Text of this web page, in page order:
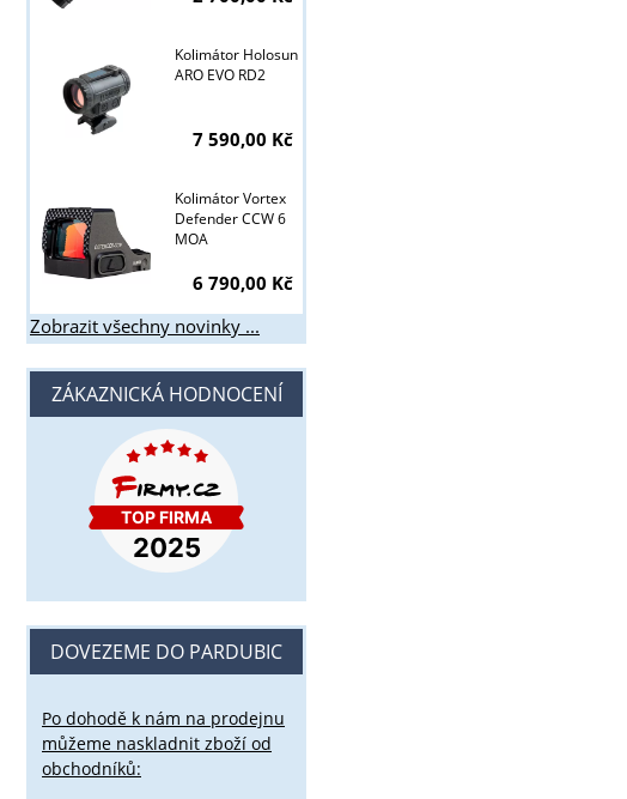
Kolimátor Holosun
ARO EVO RD2
7 590,00 Kč
Kolimátor Vortex
Defender CCW 6
MOA
6 790,00 Kč
Zobrazit všechny novinky ...
ZÁKAZNICKÁ HODNOCENÍ
DOVEZEME DO PARDUBIC
Po dohodě k nám na prodejnu
můžeme naskladnit zboží od
obchodníků: